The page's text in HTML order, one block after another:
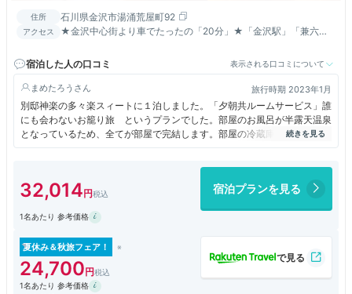
住所 石川県金沢市湯涌荒屋町92
アクセス
★金沢中心街より車でたったの「20分」★「金沢駅」「兼六園
宿泊した人の口コミ
表示される口コミについて
まめたろう 旅行時期 2023年1月
別邸神楽の多々楽スィートに１泊しました。「夕朝共ルームサービス」誰
にも会わないお籠り旅 というプランでした。部屋のお風呂が半露天温泉
となっているため、全てが部屋で完結します。部屋の冷蔵庫は無料で、ウ
ェルカムフルーツも冷蔵庫にありましたので、外のわずらわしさもありま
32,014 宿泊プランを見る
1名あたり 参考価格
夏休み＆秋旅フェア！
24,700
1名あたり 参考価格